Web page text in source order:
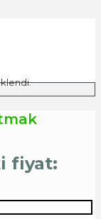
fiyat: